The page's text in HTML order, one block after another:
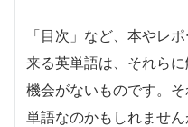
「目次」など、本やレ
来る英単語は、それら
機会がないものです。
単語なのかもしれませ